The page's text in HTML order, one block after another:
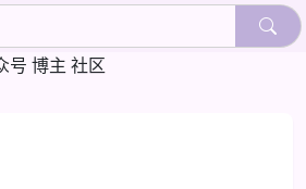
号 博主 社区